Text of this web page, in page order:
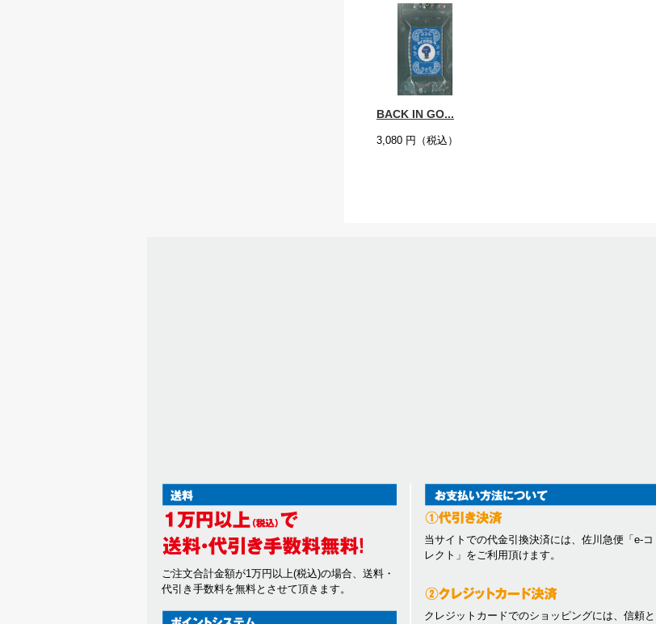
BACK IN GO...
3,080 円（税込）
ご注文合計金額が1万円以上(税込)の場合、送料・
代引き手数料を無料とさせて頂きます。
当サイトでの代金引換決済には、佐川急便「e-コ
レクト」をご利用頂けます。
クレジットカードでのショッピングには、信頼と